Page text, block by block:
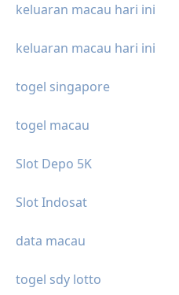
keluaran macau hari ini
keluaran macau hari ini
togel singapore
togel macau
Slot Depo 5K
Slot Indosat
data macau
togel sdy lotto